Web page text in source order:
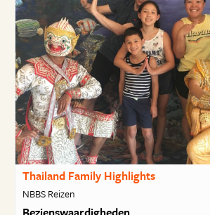
Thailand Family Highlights
NBBS Reizen